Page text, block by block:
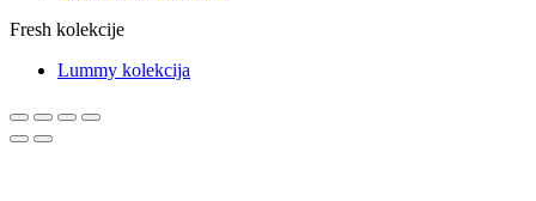
Fresh kolekcije
Lummy kolekcija